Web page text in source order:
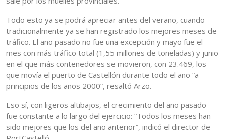
Todo esto ya se podrá apreciar antes del verano, cuando
tradicionalmente ya se han registrado los mejores meses de
tráfico. El año pasado no fue una excepción y mayo fue el
mes con más tráfico total (1,55 millones de toneladas) y junio
en el que más contenedores se movieron, con 23.469, los
que movía el puerto de Castellón durante todo el año “a
principios de los años 2000”, resaltó Arzo.
Eso sí, con ligeros altibajos, el crecimiento del año pasado
fue constante a lo largo del ejercicio: “Todos los meses han
sido mejores que los del año anterior”, indicó el director de